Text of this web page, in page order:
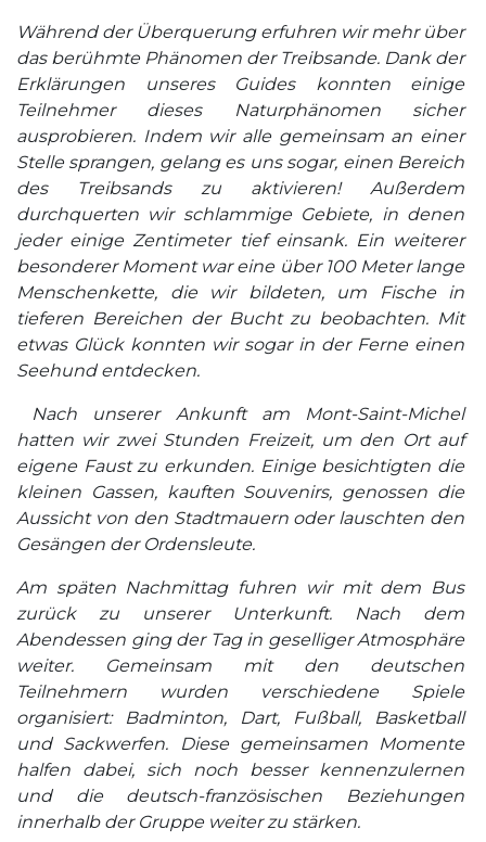
Während der Überquerung erfuhren wir mehr über
das berühmte Phänomen der Treibsande. Dank der
Erklärungen unseres Guides konnten einige
Teilnehmer dieses Naturphänomen sicher
ausprobieren. Indem wir alle gemeinsam an einer
Stelle sprangen, gelang es uns sogar, einen Bereich
des Treibsands zu aktivieren! Außerdem
durchquerten wir schlammige Gebiete, in denen
jeder einige Zentimeter tief einsank. Ein weiterer
besonderer Moment war eine über 100 Meter lange
Menschenkette, die wir bildeten, um Fische in
tieferen Bereichen der Bucht zu beobachten. Mit
etwas Glück konnten wir sogar in der Ferne einen
Seehund entdecken.
Nach unserer Ankunft am Mont-Saint-Michel
hatten wir zwei Stunden Freizeit, um den Ort auf
eigene Faust zu erkunden. Einige besichtigten die
kleinen Gassen, kauften Souvenirs, genossen die
Aussicht von den Stadtmauern oder lauschten den
Gesängen der Ordensleute.
Am späten Nachmittag fuhren wir mit dem Bus
zurück zu unserer Unterkunft. Nach dem
Abendessen ging der Tag in geselliger Atmosphäre
weiter. Gemeinsam mit den deutschen
Teilnehmern wurden verschiedene Spiele
organisiert: Badminton, Dart, Fußball, Basketball
und Sackwerfen. Diese gemeinsamen Momente
halfen dabei, sich noch besser kennenzulernen
und die deutsch-französischen Beziehungen
innerhalb der Gruppe weiter zu stärken.